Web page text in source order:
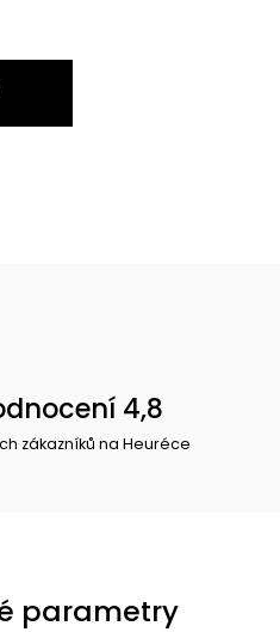
4,8
zákazníků na Heuréce
parametry